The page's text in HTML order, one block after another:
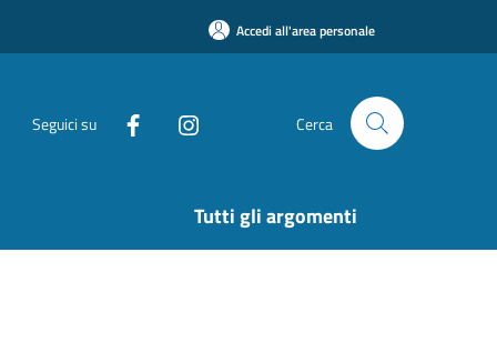
Accedi all'area personale
Seguici su Cerca
Tutti gli argomenti